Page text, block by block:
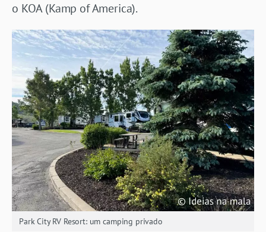
o KOA (Kamp of America).
Park City RV Resort: um camping privado